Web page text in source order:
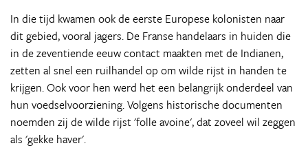
In die tijd kwamen ook de eerste Europese kolonisten naar
dit gebied, vooral jagers. De Franse handelaars in huiden die
in de zeventiende eeuw contact maakten met de Indianen,
zetten al snel een ruilhandel op om wilde rijst in handen te
krijgen. Ook voor hen werd het een belangrijk onderdeel van
hun voedselvoorziening. Volgens historische documenten
noemden zij de wilde rijst 'folle avoine', dat zoveel wil zeggen
als 'gekke haver'.